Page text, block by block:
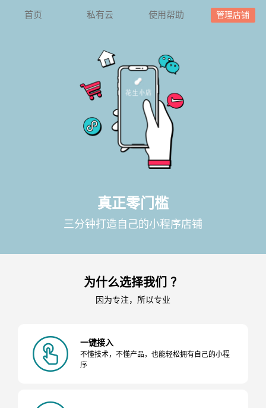
首页 私有云 使用帮助 管理店铺
真正零门槛
三分钟打造自己的小程序店铺
为什么选择我们 ？
因为专注，所以专业
一键接入
不懂技术，不懂产品，也能轻松拥有自己的小程
序